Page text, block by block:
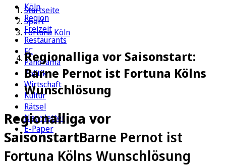
Köln
Region
Freizeit
Restaurants
FC
Panorama
Politik
Wirtschaft
Kultur
Rätsel
Newsletter
E-Paper
Startseite
Sport
Fortuna Köln
Regionalliga vor Saisonstart:
Barne Pernot ist Fortuna Kölns
Wunschlösung
Regionalliga vor
SaisonstartBarne Pernot ist
Fortuna Kölns Wunschlösung